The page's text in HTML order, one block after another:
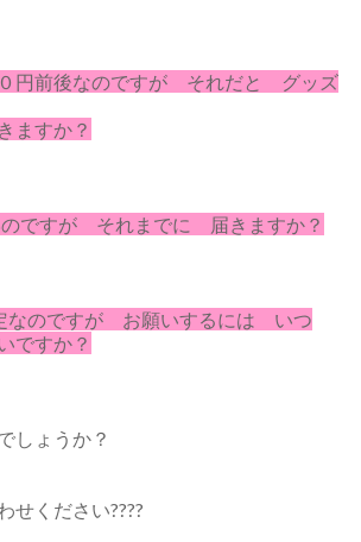
円前後なのですが それだと グッズ
ますか？
のですが それまでに 届きますか？
なのですが お願いするには いつ
ですか？
しょうか？
せください????